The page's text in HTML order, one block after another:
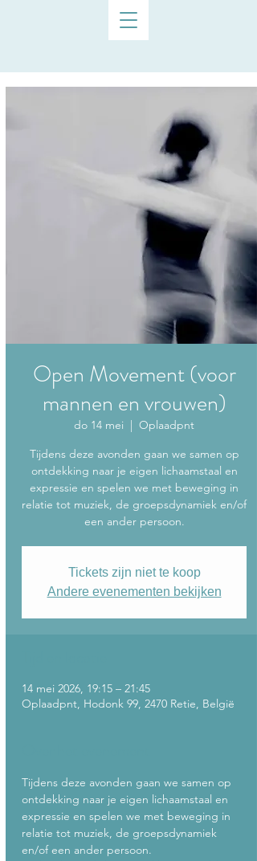
Open Movement (voor
mannen en vrouwen)
do 14 mei
  |
Oplaadpnt
Tijdens deze avonden gaan we samen op
ontdekking naar je eigen lichaamstaal en
expressie en spelen we met beweging in
relatie tot muziek, de groepsdynamiek en/of
een ander persoon.
Tickets zijn niet te koop
Andere evenementen bekijken
14 mei 2026, 19:15 – 21:45
Oplaadpnt, Hodonk 99, 2470 Retie, België
Tijdens deze avonden gaan we samen op
ontdekking naar je eigen lichaamstaal en
expressie en spelen we met beweging in
relatie tot muziek, de groepsdynamiek
en/of een ander persoon.